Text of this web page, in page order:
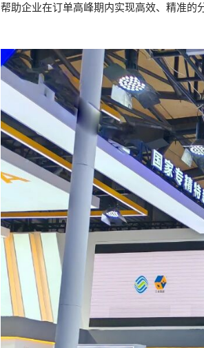
帮助企业在订单高峰期内实现高效、精准的